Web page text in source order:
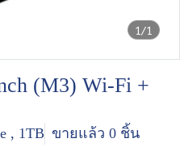
1/1
(M3) Wi-Fi +
, 1TB ขายแล้ว 0 ชิ้น